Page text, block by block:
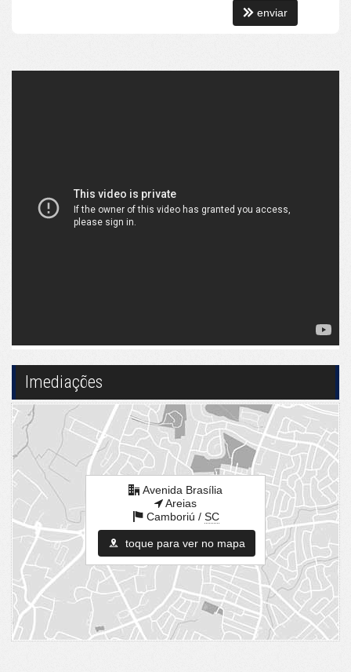
Estuda receber veículo!
Sala de Jogos
Salão de Festas
Playground
Automação Predial
Piscina Infantil
Bicicletário
Câmeras de Segurança
Quadra de Tênis
Hall Decorado e Mobiliado
Endereço:
Avenida Brasília
Areias
Camboriú /
SC
ver mapa abaixo
enviar
Imediações
Avenida Brasília
Areias
Camboriú / SC
toque para ver no mapa